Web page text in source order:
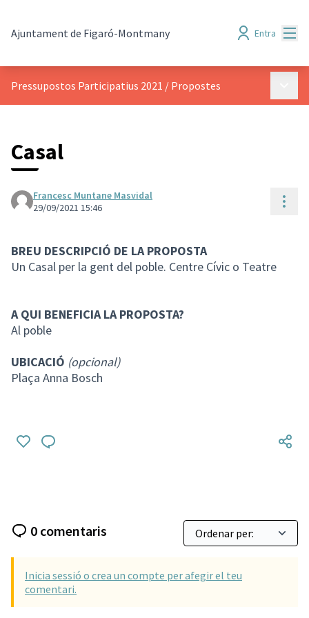
Ajuntament de Figaró-Montmany Entra
Pressupostos Participatius 2021 / Propostes
Casal
Francesc Muntane Masvidal
29/09/2021 15:46
BREU DESCRIPCIÓ DE LA PROPOSTA
Un Casal per la gent del poble. Centre Cívic o Teatre
A QUI BENEFICIA LA PROPOSTA?
Al poble
UBICACIÓ (opcional)
Plaça Anna Bosch
0 comentaris
Inicia sessió o crea un compte per afegir el teu
comentari.